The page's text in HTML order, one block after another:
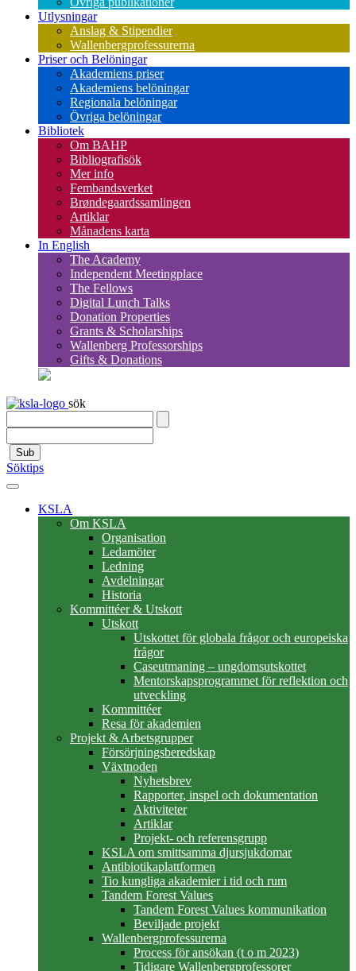
Utlysningar
Anslag & Stipendier
Wallenbergprofessurerna
Priser och Belöningar
Akademiens priser
Akademiens belöningar
Regionala belöningar
Övriga belöningar
Bibliotek
Om BAHP
Bibliografisök
Mer info
Fembandsverket
Brøndegaardssamlingen
Artiklar
Månadens karta
In English
The Academy
Independent Meetingplace
The Fellows
Digital Lunch Talks
Donation Properties
Grants & Scholarships
Wallenberg Professorships
Gifts & Donations
sök
Sub
Söktips
KSLA
Om KSLA
Organisation
Ledamöter
Ledning
Avdelningar
Historia
Kommittéer & Utskott
Utskott
Utskottet för globala frågor och europeiska
frågor
Caseutmaning – ungdomsutskottet
Mentorskapsprogrammet för reflektion och
utveckling
Kommittéer
Resa för akademien
Projekt & Arbetsgrupper
Försörjningsberedskap
Växtnoden
Nyhetsbrev
Rapporter, inspel och dokumentation
Aktiviteter
Artiklar
Projekt- och referensgrupp
KSLA om smittsamma djursjukdomar
Antibiotikaplattformen
Tio kungliga akademier i tid och rum
Tandem Forest Values
Tandem Forest Values kommunikation
Beviljade projekt
Wallenbergprofessurerna
Process för ansökan (t o m 2023)
Tidigare Wallenbergprofessorer